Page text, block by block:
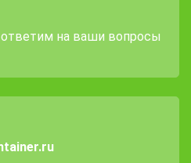
на ваши вопросы